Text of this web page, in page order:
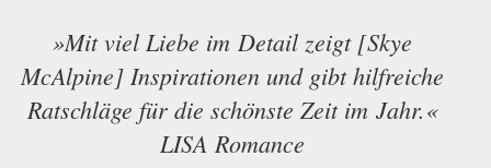
»Mit viel Liebe im Detail zeigt [Skye
McAlpine] Inspirationen und gibt hilfreiche
Ratschläge für die schönste Zeit im Jahr.«
LISA Romance